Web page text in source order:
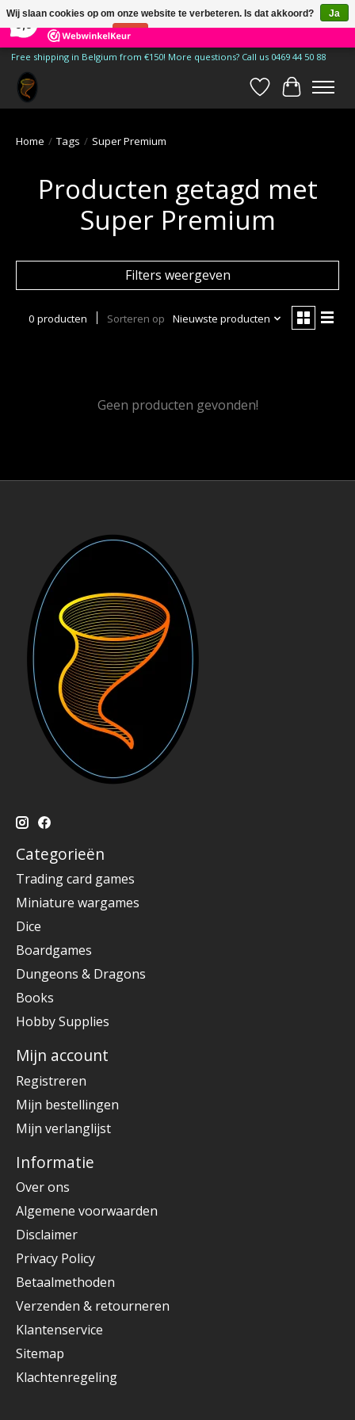
185 Reviews ×
Free shipping in Belgium from €150! More questions? Call us 0469 44 50 88
Verlanglijst
Home / Tags / Super Premium
Producten getagd met
Super Premium
Filters weergeven
0 producten Sorteren op Nieuwste producten
Geen producten gevonden!
Categorieën
Trading card games
Miniature wargames
Dice
Boardgames
Dungeons & Dragons
Books
Hobby Supplies
Mijn account
Registreren
Mijn bestellingen
Mijn verlanglijst
Informatie
Over ons
Algemene voorwaarden
Disclaimer
Privacy Policy
Betaalmethoden
Verzenden & retourneren
Klantenservice
Sitemap
Klachtenregeling
Wij slaan cookies op om onze website te verbeteren. Is dat akkoord?
Ja
Nee